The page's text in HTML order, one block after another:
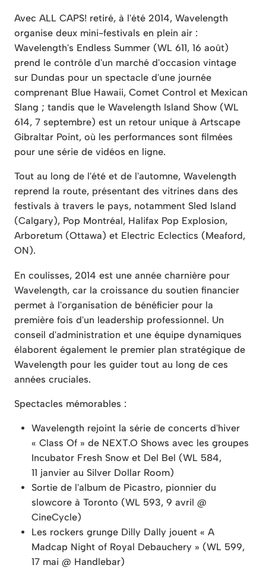
Avec ALL CAPS! retiré, à l'été 2014, Wavelength
organise deux mini-festivals en plein air :
Wavelength's Endless Summer (WL 611, 16 août)
prend le contrôle d'un marché d'occasion vintage
sur Dundas pour un spectacle d'une journée
comprenant Blue Hawaii, Comet Control et Mexican
Slang ; tandis que le Wavelength Island Show (WL
614, 7 septembre) est un retour unique à Artscape
Gibraltar Point, où les performances sont filmées
pour une série de vidéos en ligne.
Tout au long de l'été et de l'automne, Wavelength
reprend la route, présentant des vitrines dans des
festivals à travers le pays, notamment Sled Island
(Calgary), Pop Montréal, Halifax Pop Explosion,
Arboretum (Ottawa) et Electric Eclectics (Meaford,
ON).
En coulisses, 2014 est une année charnière pour
Wavelength, car la croissance du soutien financier
permet à l'organisation de bénéficier pour la
première fois d'un leadership professionnel. Un
conseil d'administration et une équipe dynamiques
élaborent également le premier plan stratégique de
Wavelength pour les guider tout au long de ces
années cruciales.
Spectacles mémorables :
Wavelength rejoint la série de concerts d'hiver
« Class Of » de NEXT.O Shows avec les groupes
Incubator Fresh Snow et Del Bel (WL 584,
11 janvier au Silver Dollar Room)
Sortie de l'album de Picastro, pionnier du
slowcore à Toronto (WL 593, 9 avril @
CineCycle)
Les rockers grunge Dilly Dally jouent « A
Madcap Night of Royal Debauchery » (WL 599,
17 mai @ Handlebar)